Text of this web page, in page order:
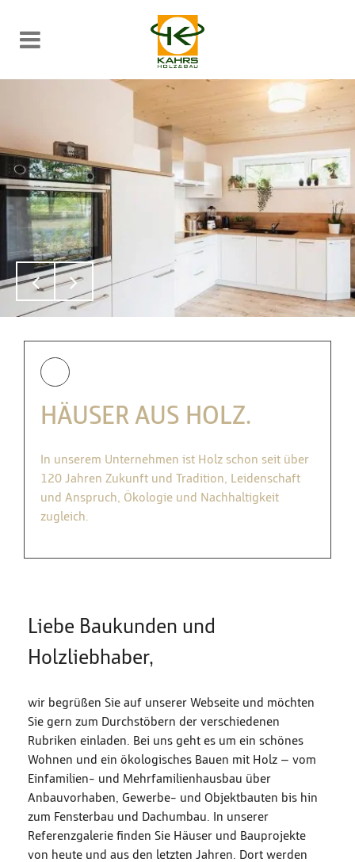
HÄUSER AUS HOLZ.
In unserem Unternehmen ist Holz schon seit über
120 Jahren Zukunft und Tradition, Leidenschaft
und Anspruch, Ökologie und Nachhaltigkeit
zugleich.
Liebe Baukunden und
Holzliebhaber,
wir begrüßen Sie auf unserer Webseite und möchten
Sie gern zum Durchstöbern der verschiedenen
Rubriken einladen. Bei uns geht es um ein schönes
Wohnen und ein ökologisches Bauen mit Holz – vom
Einfamilien- und Mehrfamilienhausbau über
Anbauvorhaben, Gewerbe- und Objektbauten bis hin
zum Fensterbau und Dachumbau. In unserer
Referenzgalerie finden Sie Häuser und Bauprojekte
von heute und aus den letzten Jahren. Dort werden